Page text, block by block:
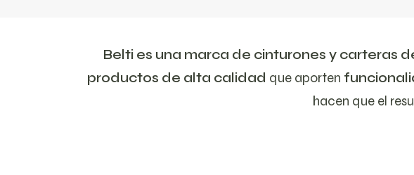
Belti es una marca de cinturones y carteras
productos de alta calidad que aporten
hacen que el